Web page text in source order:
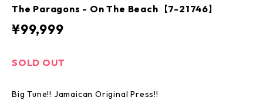
The Paragons - On The Beach【7-21746】
¥99,999
SOLD OUT
Big Tune!! Jamaican Original Press!!